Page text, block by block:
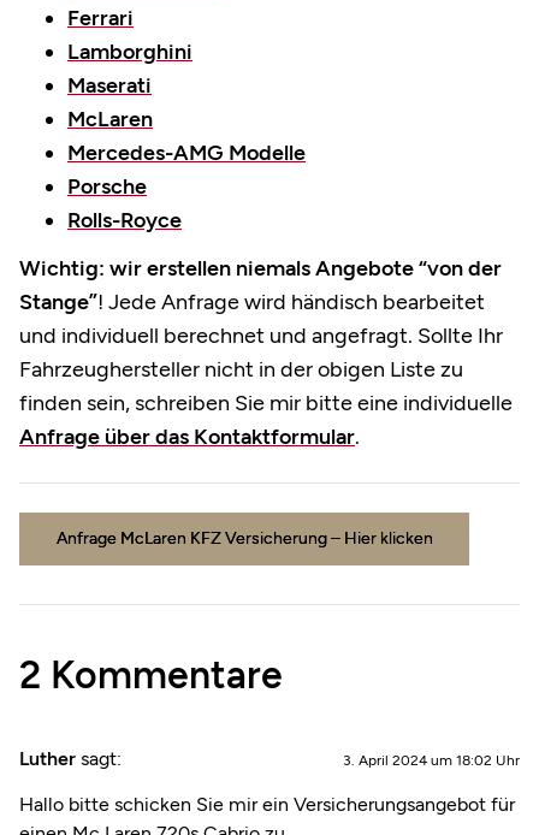
Ferrari
Lamborghini
Maserati
McLaren
Mercedes-AMG Modelle
Porsche
Rolls-Royce
Wichtig: wir erstellen niemals Angebote “von der
Stange”! Jede Anfrage wird händisch bearbeitet
und individuell berechnet und angefragt. Sollte Ihr
Fahrzeughersteller nicht in der obigen Liste zu
finden sein, schreiben Sie mir bitte eine individuelle
Anfrage über das Kontaktformular.
Anfrage McLaren KFZ Versicherung – Hier klicken
2 Kommentare
Luther sagt: 3. April 2024 um 18:02 Uhr
Hallo bitte schicken Sie mir ein Versicherungsangebot für